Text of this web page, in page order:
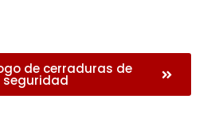
de cerraduras de
seguridad